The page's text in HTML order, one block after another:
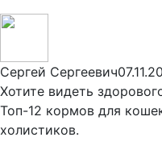
Сергей Сергеевич
Хотите видеть
Топ-12 кормов для
холистиков.